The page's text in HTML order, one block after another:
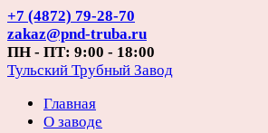
Перейти
к
содержанию
+7 (4872) 79-28-70
zakaz@pnd-truba.ru
ПН - ПТ: 9:00 - 18:00
Тульский Трубный Завод
Главная
О заводе